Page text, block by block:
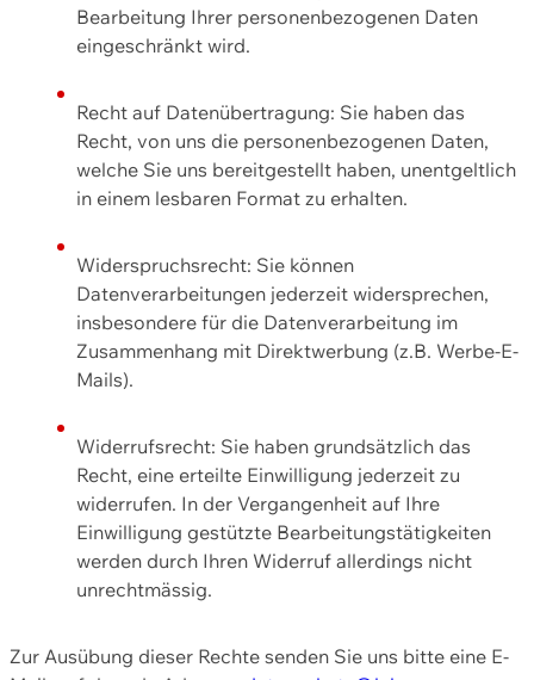
Bearbeitung Ihrer personenbezogenen Daten
eingeschränkt wird.
Recht auf Datenübertragung: Sie haben das
Recht, von uns die personenbezogenen Daten,
welche Sie uns bereitgestellt haben, unentgeltlich
in einem lesbaren Format zu erhalten.
Widerspruchsrecht: Sie können
Datenverarbeitungen jederzeit widersprechen,
insbesondere für die Datenverarbeitung im
Zusammenhang mit Direktwerbung (z.B. Werbe-E-
Mails).
Widerrufsrecht: Sie haben grundsätzlich das
Recht, eine erteilte Einwilligung jederzeit zu
widerrufen. In der Vergangenheit auf Ihre
Einwilligung gestützte Bearbeitungstätigkeiten
werden durch Ihren Widerruf allerdings nicht
unrechtmässig.
Zur Ausübung dieser Rechte senden Sie uns bitte eine E-